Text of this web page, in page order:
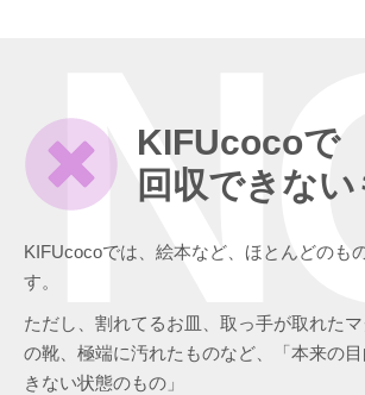
KIFUcocoで
回収できな
KIFUcocoでは、絵本など、ほとんどのも
す。
ただし、割れてるお皿、取っ手が取れた
の靴、極端に汚れたものなど、「本来の
きない状態のもの」